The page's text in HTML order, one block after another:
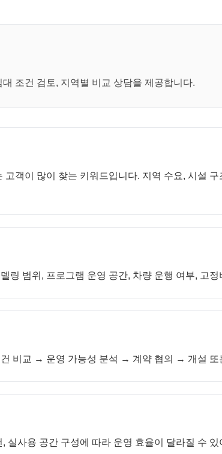
조건 검토, 지역별 비교 상담을 제공합니다.
객이 많이 찾는 키워드입니다. 지역 수요, 시설
링 범위, 프로그램 운영 공간, 차량 운행 여부, 고
비교 → 운영 가능성 분석 → 계약 협의 → 개설 또
실사용 공간 구성에 따라 운영 효율이 달라질 수